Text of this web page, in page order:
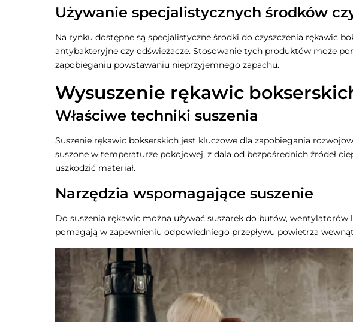
Używanie specjalistycznych środków
Na rynku dostępne są specjalistyczne środki do czyszczenia rękawic
antybakteryjne czy odświeżacze. Stosowanie tych produktów może
zapobieganiu powstawaniu nieprzyjemnego zapachu.
Wysuszenie rękawic
Właściwe techniki suszenia
Suszenie rękawic bokserskich jest kluczowe dla zapobiegania
suszone w temperaturze pokojowej, z dala od bezpośrednich źródeł
uszkodzić materiał.
Narzędzia wspomagające suszenie
Do suszenia rękawic można używać suszarek do butów, wentylatorów
pomagają w zapewnieniu odpowiedniego przepływu powietrza